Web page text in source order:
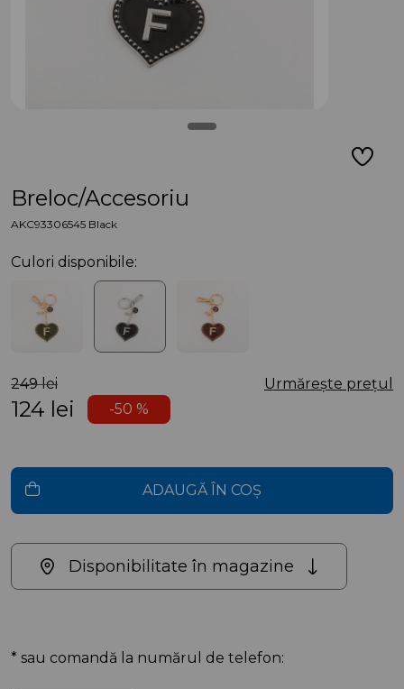
Breloc/Accesoriu
AKC93306545 Black
Culori disponibile:
249 lei Urmărește prețul
124 lei -50 %
ADAUGĂ ÎN COȘ
Disponibilitate în magazine
* sau comandă la numărul de telefon: